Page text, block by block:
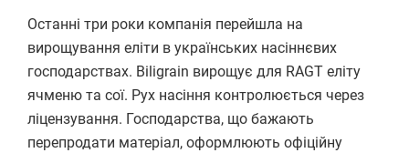
Останні три роки компанія перейшла на
вирощування еліти в українських насіннєвих
господарствах. Biligrain вирощує для RAGT еліту
ячменю та сої. Рух насіння контролюється через
ліцензування. Господарства, що бажають
перепродати матеріал, оформлюють офіційну